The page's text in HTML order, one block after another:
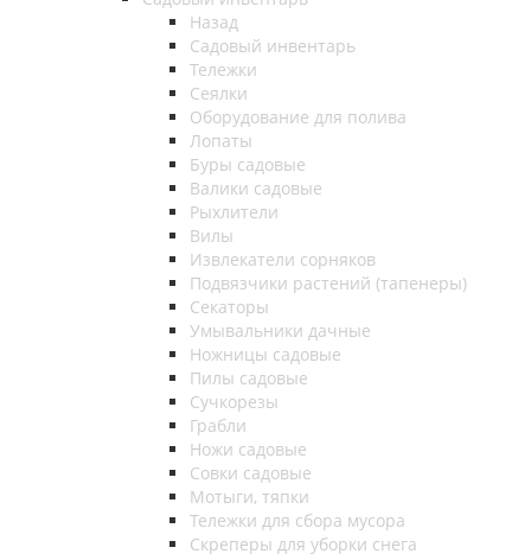
Назад
Садовый инвентарь
Тележки
Сеялки
Оборудование для полива
Лопаты
Буры садовые
Валики садовые
Рыхлители
Вилы
Извлекатели сорняков
Подвязчики растений (тапенеры)
Секаторы
Умывальники дачные
Ножницы садовые
Пилы садовые
Сучкорезы
Грабли
Ножи садовые
Совки садовые
Мотыги, тяпки
Тележки для сбора мусора
Скреперы для уборки снега